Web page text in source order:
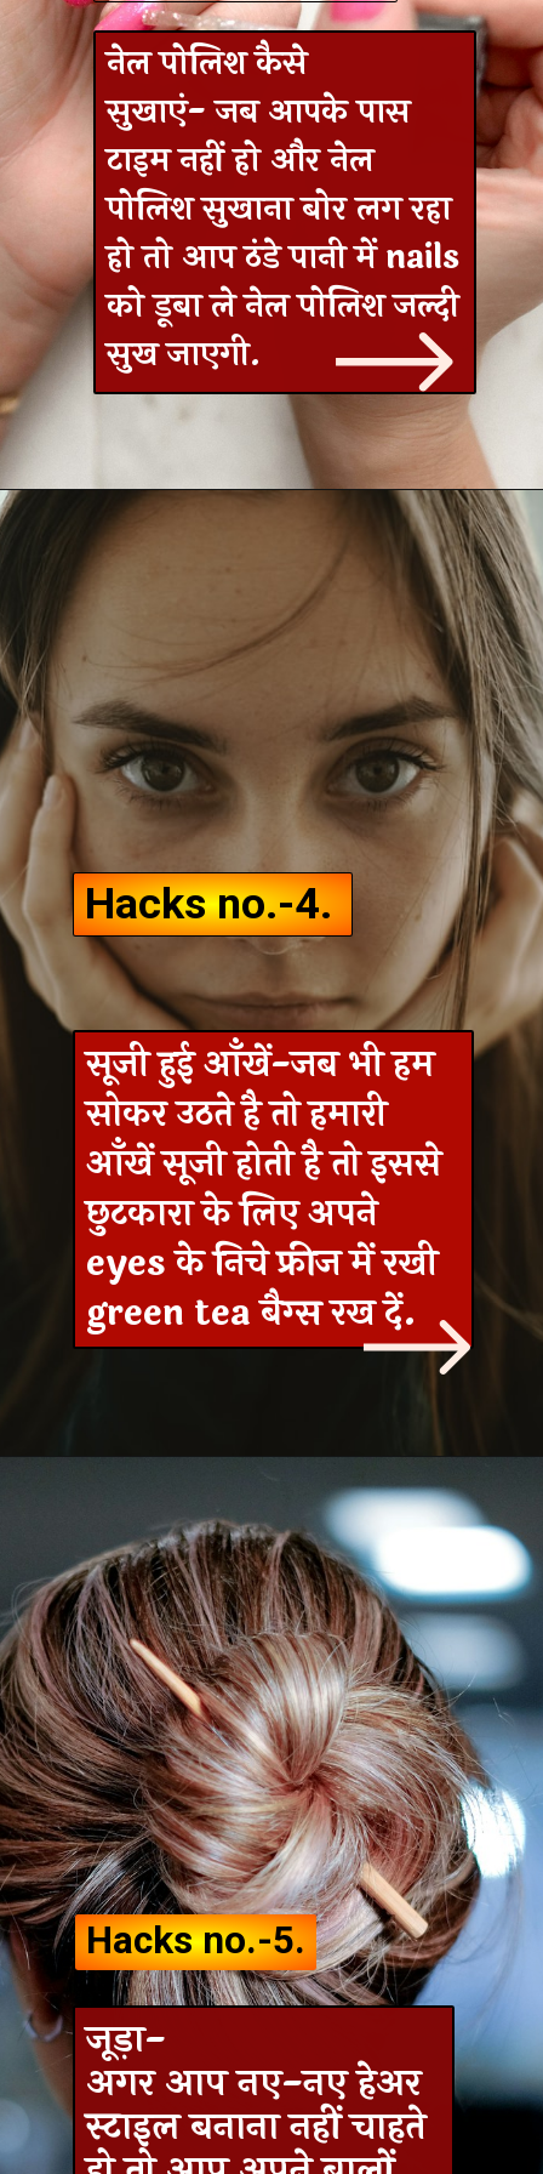
नेल पोलिश कैसे
सुखाएं- जब आपके पास
टाइम नहीं हो और नेल
पोलिश सुखाना बोर लग रहा
हो तो आप ठंडे पानी में nails
को डूबा ले नेल पोलिश जल्दी
सुख जाएगी.
Hacks no.-4.
सूजी हुई आँखें-जब भी हम
सोकर उठते है तो हमारी
आँखें सूजी होती है तो इससे
छुटकारा के लिए अपने
eyes के निचे फ्रीज में रखी
green tea बैग्स रख दें.
जूड़ा-
अगर आप नए-नए हेअर
स्टाइल बनाना नहीं चाहते
Hacks no.-5.